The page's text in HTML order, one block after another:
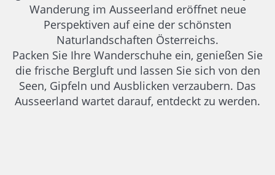
Wanderung im Ausseerland eröffnet neue
Perspektiven auf eine der schönsten
Naturlandschaften Österreichs.
Packen Sie Ihre Wanderschuhe ein, genießen Sie
die frische Bergluft und lassen Sie sich von den
Seen, Gipfeln und Ausblicken verzaubern. Das
Ausseerland wartet darauf, entdeckt zu werden.